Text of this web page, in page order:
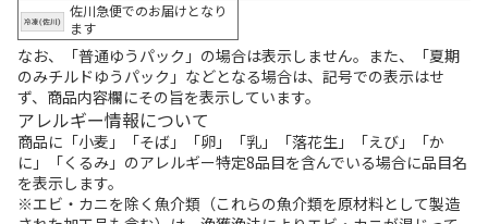
佐川急便でのお届けとなり
ます
なお、「普通ゆうパック」の場合は表示しません。また、「夏期
のみチルドゆうパック」などとなる場合は、記号での表示はせ
ず、商品内容欄にその旨を表示しています。
アレルギー情報について
商品に「小麦」「そば」「卵」「乳」「落花生」「えび」「か
に」「くるみ」のアレルギー特定8品目を含んでいる場合に品目名
を表示します。
※エビ・カニを除く魚介類（これらの魚介類を原材料として製造